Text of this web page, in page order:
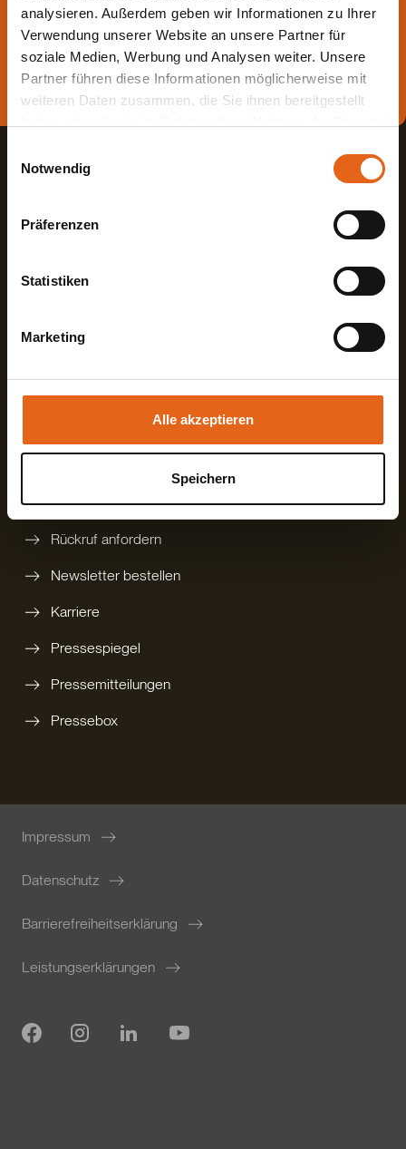
analysieren. Außerdem geben wir Informationen zu Ihrer
Verwendung unserer Website an unsere Partner für
soziale Medien, Werbung und Analysen weiter. Unsere
Partner führen diese Informationen möglicherweise mit
weiteren Daten zusammen, die Sie ihnen bereitgestellt
Bitte beachten Sie, dass einige der Partner auch Daten in
Drittländer übermitteln können, in denen möglicherweise
ein anderes Datenschutzniveau besteht als in der EU.
Übereinstimmung mit den geltenden
unsere Webseite weiterhin nutzen.
Notwendig
Präferenzen
Statistiken
Marketing
Alle akzeptieren
Speichern
Die beste Beratung ist die persönliche - von einem Haas
Fachberater in Ihrer Nähe!
Direkt Termin vereinbaren
Deutschland
Mehr erfahren?
digitalen Katalog bestellen
Technikbroschüre
Rückruf anfordern
Newsletter bestellen
Karriere
Pressespiegel
Pressemitteilungen
Pressebox
Impressum
Datenschutz
Barrierefreiheitserklärung
Leistungserklärungen